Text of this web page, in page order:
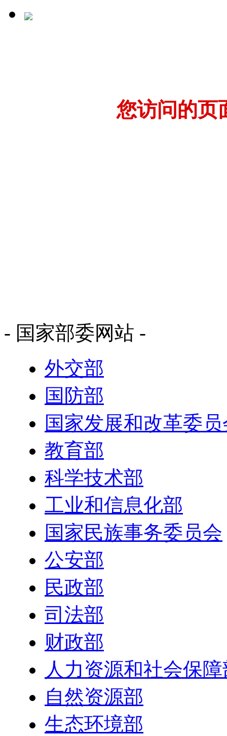
您访问的页
- 国家部委网站 -
外交部
国防部
国家发展和改革委
教育部
科学技术部
工业和信息化部
国家民族事务委员会
公安部
民政部
司法部
财政部
人力资源和社会保
自然资源部
生态环境部